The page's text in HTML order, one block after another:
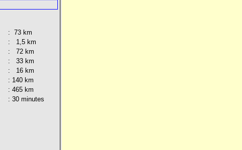
: 73 km
: 1,5 km
: 72 km
: 33 km
: 16 km
: 140 km
: 465 km
: 30 minutes